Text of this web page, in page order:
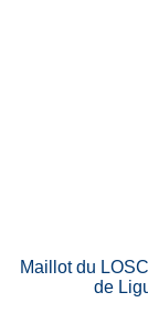
Maillot du
de